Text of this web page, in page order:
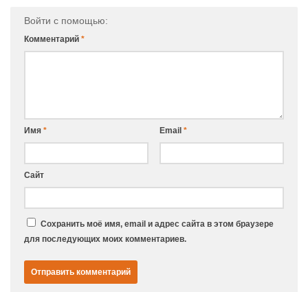
Войти с помощью:
Комментарий *
Имя * Email *
Сайт
Сохранить моё имя, email и адрес сайта в этом браузере
для последующих моих комментариев.